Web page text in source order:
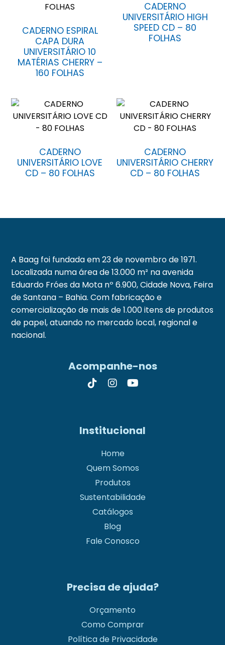
CADERNO ESPIRAL
CAPA DURA
UNIVERSITÁRIO 10
MATÉRIAS CHERRY –
160 FOLHAS
CADERNO
UNIVERSITÁRIO HIGH
SPEED CD – 80
FOLHAS
CADERNO
UNIVERSITÁRIO LOVE
CD – 80 FOLHAS
CADERNO
UNIVERSITÁRIO CHERRY
CD – 80 FOLHAS
A Baag foi fundada em 23 de novembro de 1971.
Localizada numa área de 13.000 m² na avenida
Eduardo Fróes da Mota nº 6.900, Cidade Nova, Feira
de Santana – Bahia. Com fabricação e
comercialização de mais de 1.000 itens de produtos
de papel, atuando no mercado local, regional e
nacional.
Acompanhe-nos
Institucional
Home
Quem Somos
Produtos
Sustentabilidade
Catálogos
Blog
Fale Conosco
Precisa de ajuda?
Orçamento
Como Comprar
Política de Privacidade